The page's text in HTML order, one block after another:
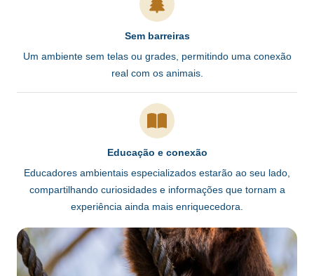
Sem barreiras
Um ambiente sem telas ou grades, permitindo uma conexão
real com os animais.
Educação e conexão
Educadores ambientais especializados estarão ao seu lado,
compartilhando curiosidades e informações que tornam a
experiência ainda mais enriquecedora.